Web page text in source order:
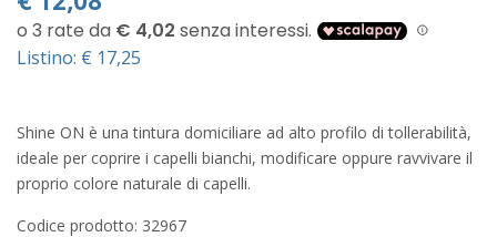
Listino: € 17,25
Shine ON è una tintura domiciliare ad alto profilo di tollerabilità,
ideale per coprire i capelli bianchi, modificare oppure ravvivare il
proprio colore naturale di capelli.
Codice prodotto: 32967